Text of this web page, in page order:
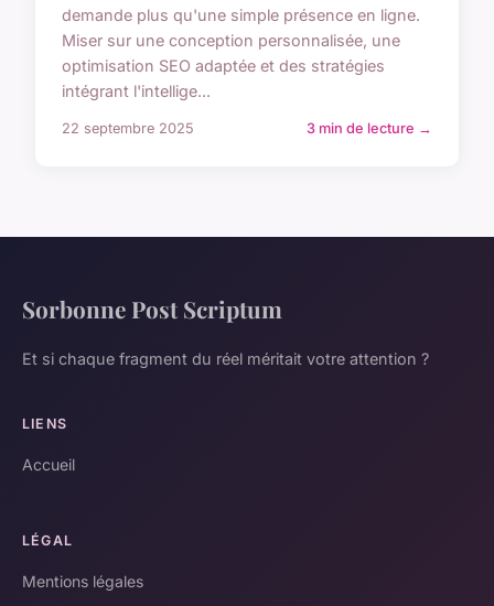
demande plus qu'une simple présence en ligne.
Miser sur une conception personnalisée, une
optimisation SEO adaptée et des stratégies
intégrant l'intellige...
22 septembre 2025 3 min de lecture →
Sorbonne Post Scriptum
Et si chaque fragment du réel méritait votre attention ?
LIENS
Accueil
LÉGAL
Mentions légales